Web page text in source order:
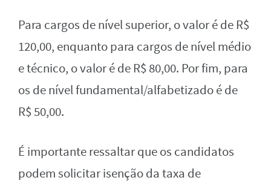
Para cargos de nível superior, o valor é de R$
120,00, enquanto para cargos de nível médio
e técnico, o valor é de R$ 80,00. Por fim, para
os de nível fundamental/alfabetizado é de
R$ 50,00.
É importante ressaltar que os candidatos
podem solicitar isenção da taxa de